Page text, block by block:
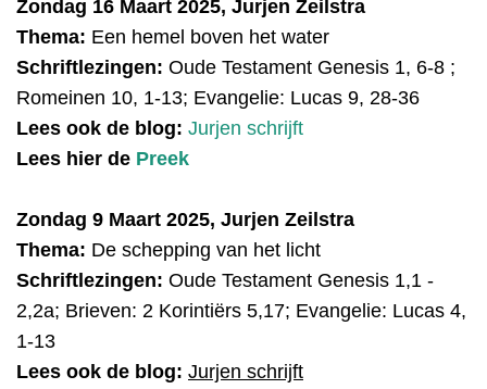
Zondag 16 Maart 2025, Jurjen Zeilstra
Thema: Een hemel boven het water
Schriftlezingen: Oude Testament Genesis 1, 6-8 ;
Romeinen 10, 1-13; Evangelie: Lucas 9, 28-36
Lees ook de blog: Jurjen schrijft
Lees hier de Preek
Zondag 9 Maart 2025, Jurjen Zeilstra
Thema: De schepping van het licht
Schriftlezingen: Oude Testament Genesis 1,1 -
2,2a; Brieven: 2 Korintiërs 5,17; Evangelie: Lucas 4,
1-13
Lees ook de blog: Jurjen schrijft